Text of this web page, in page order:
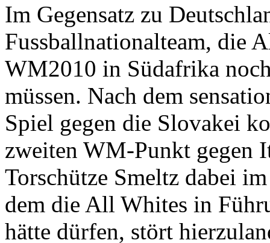
Im Gegensatz zu
Fussballnationalteam, die
WM2010 in Südafrika
müssen. Nach dem
Spiel gegen die Slovakei
zweiten WM-Punkt gegen
Torschütze Smeltz dabei
dem die All Whites in
hätte dürfen, stört